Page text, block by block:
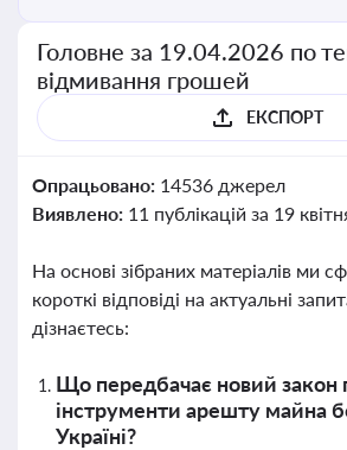
Головне за 19.04.2026 по
відмивання грошей
ЕКСПОРТ
Опрацьовано: 14536 джерел
Виявлено: 11 публікацій за 19
На основі зібраних матеріалів ми
короткі відповіді на актуальні
дізнаєтесь:
Що передбачає новий закон
інструменти арешту майна
Україні?